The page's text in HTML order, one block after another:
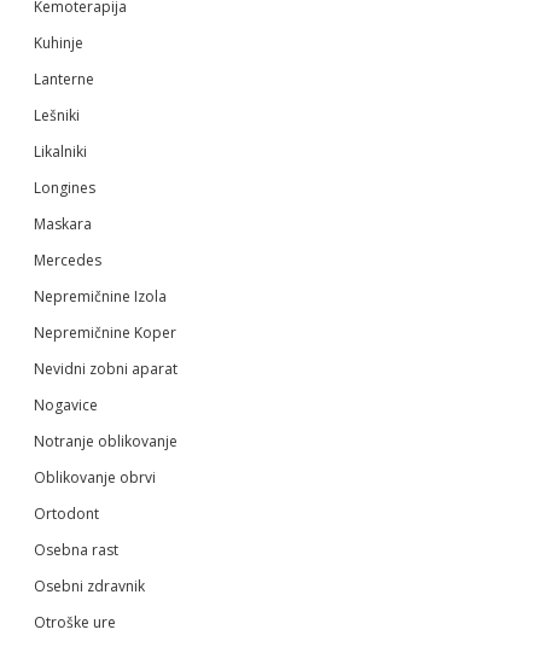
Kemoterapija
Kuhinje
Lanterne
Lešniki
Likalniki
Longines
Maskara
Mercedes
Nepremičnine Izola
Nepremičnine Koper
Nevidni zobni aparat
Nogavice
Notranje oblikovanje
Oblikovanje obrvi
Ortodont
Osebna rast
Osebni zdravnik
Otroške ure